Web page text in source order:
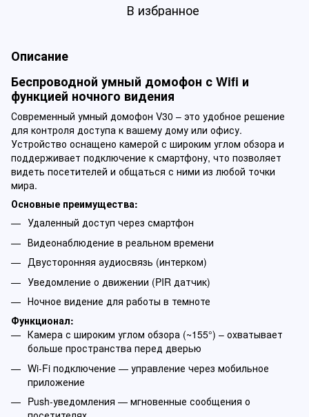
В избранное
Описание
Беспроводной умный домофон с Wifi и
функцией ночного видения
Современный умный домофон V30 – это удобное решение
для контроля доступа к вашему дому или офису.
Устройство оснащено камерой с широким углом обзора и
поддерживает подключение к смартфону, что позволяет
видеть посетителей и общаться с ними из любой точки
мира.
Основные преимущества:
Удаленный доступ через смартфон
Видеонаблюдение в реальном времени
Двусторонняя аудиосвязь (интерком)
Уведомление о движении (PIR датчик)
Ночное видение для работы в темноте
Функционал:
Камера с широким углом обзора (~155°) – охватывает
больше пространства перед дверью
Wi-Fi подключение — управление через мобильное
приложение
Push-уведомления — мгновенные сообщения о